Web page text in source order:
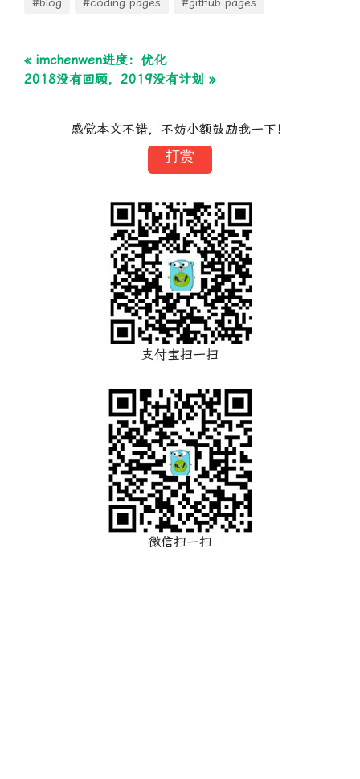
#blog #coding pages #github pages
« imchenwen进度：优化
2018没有回顾，2019没有计划 »
感觉本文不错，不妨小额鼓励我一下！
打赏
支付宝扫一扫
微信扫一扫